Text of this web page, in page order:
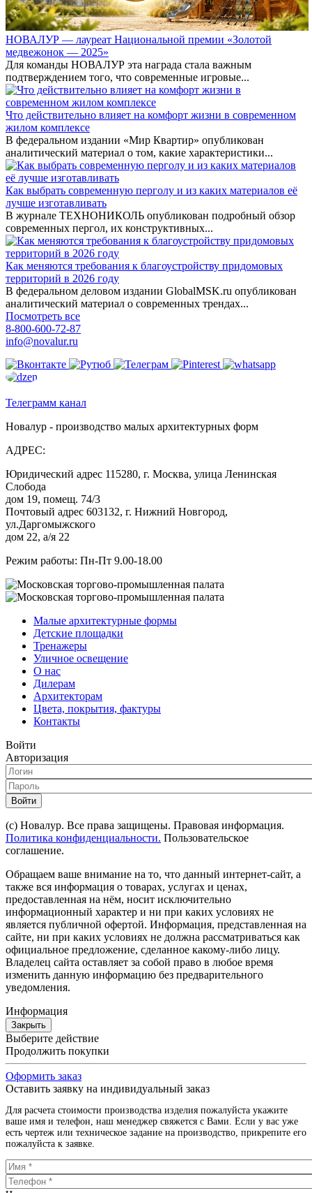
НОВАЛУР — лауреат Национальной премии «Золотой
медвежонок — 2025»
Для команды НОВАЛУР эта награда стала важным
подтверждением того, что современные игровые...
Что действительно влияет на комфорт жизни в современном
жилом комплексе
В федеральном издании «Мир Квартир» опубликован
аналитический материал о том, какие характеристики...
Как выбрать современную перголу и из каких материалов её
лучше изготавливать
В журнале ТЕХНОНИКОЛЬ опубликован подробный обзор
современных пергол, их конструктивных...
Как меняются требования к благоустройству придомовых
территорий в 2026 году
В федеральном деловом издании GlobalMSK.ru опубликован
аналитический материал о современных трендах...
Посмотреть все
8-800-600-72-87
info@novalur.ru
Телеграмм канал
Новалур - производство малых архитектурных форм
АДРЕС:
Юридический адрес 115280, г. Москва, улица Ленинская
Слобода
дом 19, помещ. 74/3
Почтовый адрес 603132, г. Нижний Новгород,
ул.Даргомыжского
дом 22, а/я 22
Режим работы: Пн-Пт 9.00-18.00
Малые архитектурные формы
Детские площадки
Тренажеры
Уличное освещение
О нас
Дилерам
Архитекторам
Цвета, покрытия, фактуры
Контакты
Войти
Авторизация
Войти
(с) Новалур. Все права защищены. Правовая информация.
Политика конфиденциальности. Пользовательское
соглашение.
Обращаем ваше внимание на то, что данный интернет-сайт, а
также вся информация о товарах, услугах и ценах,
предоставленная на нём, носит исключительно
информационный характер и ни при каких условиях не
является публичной офертой. Информация, представленная на
сайте, ни при каких условиях не должна рассматриваться как
официальное предложение, сделанное какому-либо лицу.
Владелец сайта оставляет за собой право в любое время
изменить данную информацию без предварительного
уведомления.
Информация
Закрыть
Выберите действие
Продолжить покупки
Оформить заказ
Оставить заявку на индивидуальный заказ
Для расчета стоимости производства изделия пожалуйста укажите
ваше имя и телефон, наш менеджер свяжется с Вами. Если у вас уже
есть чертеж или техническое задание на производство, прикрепите его
пожалуйста к заявке.